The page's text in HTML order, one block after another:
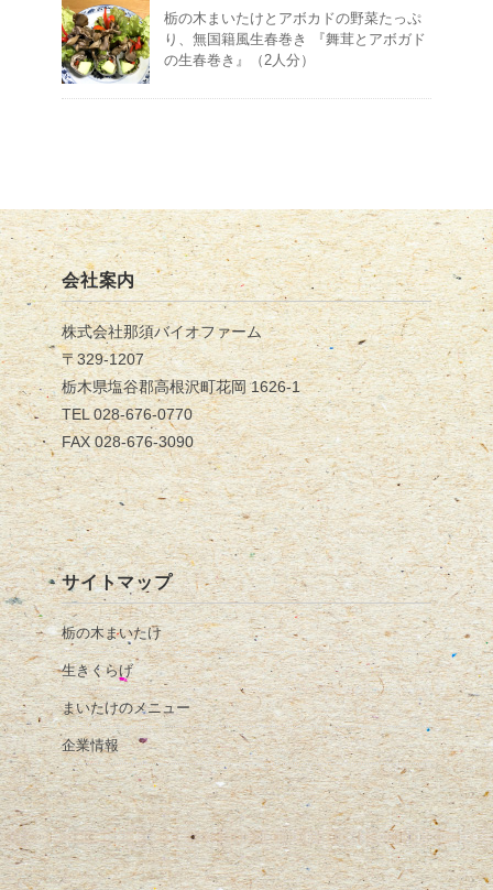
栃の木まいたけとアボカドの野菜たっぷ
り、無国籍風生春巻き 『舞茸とアボガド
の生春巻き』（2人分）
会社案内
株式会社那須バイオファーム
〒329-1207
栃木県塩谷郡高根沢町花岡 1626-1
TEL 028-676-0770
FAX 028-676-3090
サイトマップ
栃の木まいたけ
生きくらげ
まいたけのメニュー
企業情報